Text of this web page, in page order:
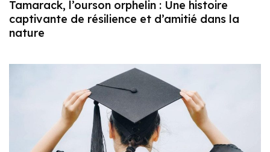
Tamarack, l’ourson orphelin : Une histoire
captivante de résilience et d’amitié dans la
nature